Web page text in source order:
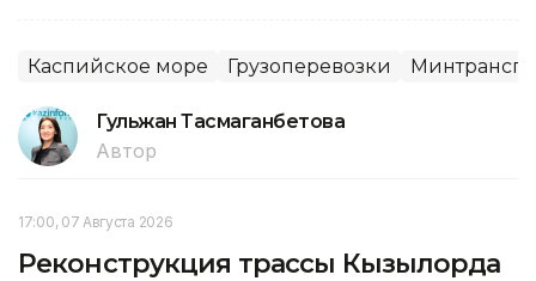
Каспийское море Грузоперевозки
Гульжан Тасмаганбетова
Автор
17:00, 07 Августа 2026
Реконструкция трассы Кызылорда